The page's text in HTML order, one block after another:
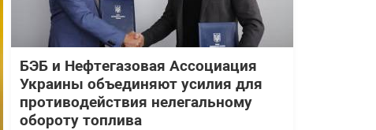
БЭБ и Нефтегазовая Ассоциация
Украины объединяют усилия для
противодействия нелегальному
обороту топлива